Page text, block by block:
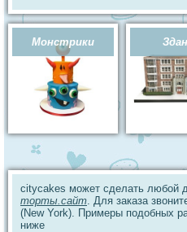
Монстрики
citycakes может сделать любой
торты.сайт. Для заказа
(New York). Примеры подобных
ниже